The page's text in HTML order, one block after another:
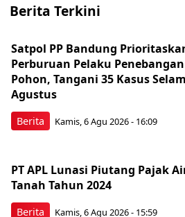
Berita Terkini
Berita
Satpol PP Bandung
Perburuan Pelaku Penebangan
Pohon, Tangani 35 Kasus
Agustus
Kamis, 6 Agu 2026 - 16:09
Berita
PT APL Lunasi Piutang Pajak
Tanah Tahun 2024
Kamis, 6 Agu 2026 - 15:59